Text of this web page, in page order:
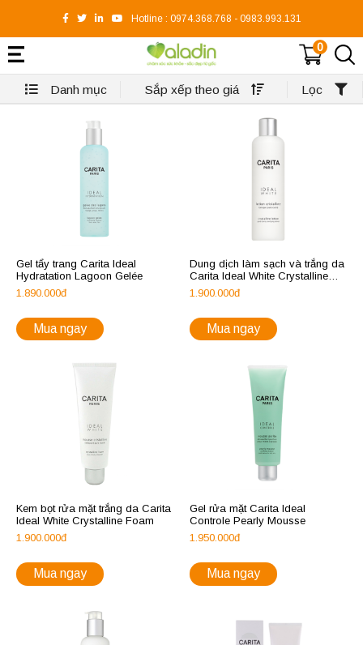
Hotline : 0974.368.768 - 0983.993.131
0
Danh mục Sắp xếp theo giá Lọc
Gel tẩy trang Carita Ideal
Hydratation Lagoon Gelée
1.890.000đ
Mua ngay
Dung dịch làm sạch và trắng da
Carita Ideal White Crystalline
Lotion
1.900.000đ
Mua ngay
Kem bọt rửa mặt trắng da Carita
Ideal White Crystalline Foam
1.900.000đ
Mua ngay
Gel rửa mặt Carita Ideal
Controle Pearly Mousse
1.950.000đ
Mua ngay